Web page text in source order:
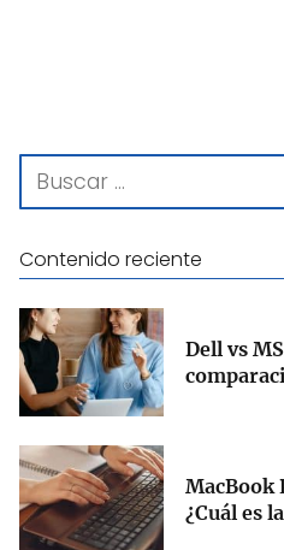
Contenido reciente
Dell vs
MacBook
¿Cuál es